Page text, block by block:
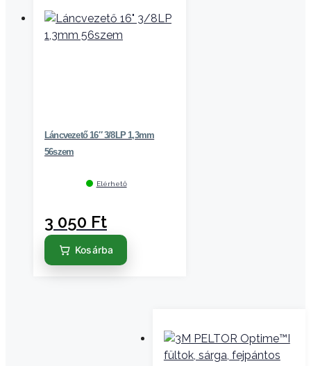
Láncvezető 16″ 3/8LP 1,3mm
56szem
Elérhető
3 050 Ft
Kosárba